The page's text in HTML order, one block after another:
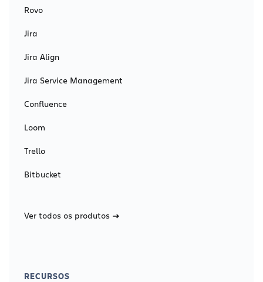
Rovo
Jira
Jira Align
Jira Service Management
Confluence
Loom
Trello
Bitbucket
Ver todos os produtos
RECURSOS